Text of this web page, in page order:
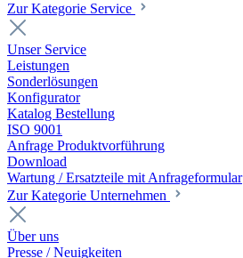
Zur Kategorie Service
Unser Service
Leistungen
Sonderlösungen
Konfigurator
Katalog Bestellung
ISO 9001
Anfrage Produktvorführung
Download
Wartung / Ersatzteile mit Anfrageformular
Zur Kategorie Unternehmen
Über uns
Presse / Neuigkeiten